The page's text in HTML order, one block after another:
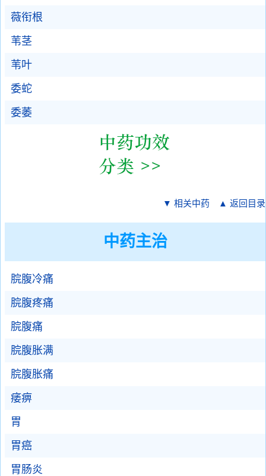
薇衔根
苇茎
苇叶
委蛇
委萎
▼ 相关中药 ▲ 返回目录
中药主治
脘腹冷痛
脘腹疼痛
脘腹痛
脘腹胀满
脘腹胀痛
痿痹
胃
胃癌
胃肠炎